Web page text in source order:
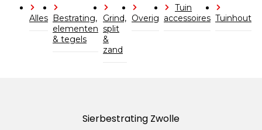
Alles Bestrating,
elementen
& tegels
Grind,
split
&
zand
Overig
Tuin
accessoires Tuinhout
Sierbestrating Zwolle